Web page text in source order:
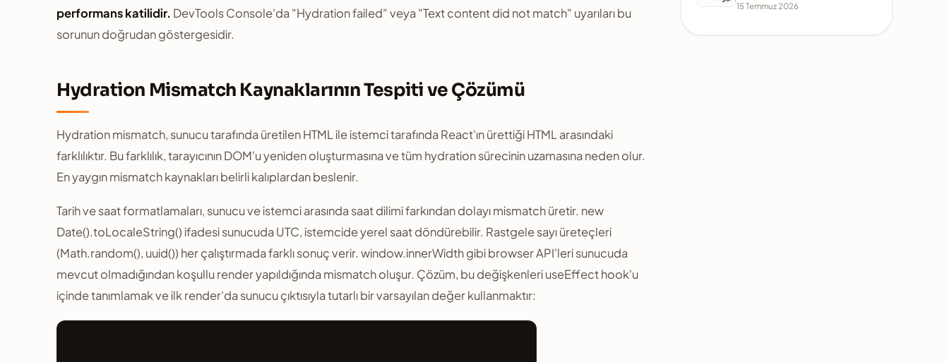
performans katilidir. DevTools Console'da "Hydration failed" veya "Text content did not match" uyarıları bu
sorunun doğrudan göstergesidir.
Hydration Mismatch Kaynaklarının Tespiti ve Çözümü
Hydration mismatch, sunucu tarafında üretilen HTML ile istemci tarafında React'ın ürettiği HTML arasındaki
farklılıktır. Bu farklılık, tarayıcının DOM'u yeniden oluşturmasına ve tüm hydration sürecinin uzamasına neden olur.
En yaygın mismatch kaynakları belirli kalıplardan beslenir.
Tarih ve saat formatlamaları, sunucu ve istemci arasında saat dilimi farkından dolayı mismatch üretir. new
Date().toLocaleString() ifadesi sunucuda UTC, istemcide yerel saat döndürebilir. Rastgele sayı üreteçleri
(Math.random(), uuid()) her çalıştırmada farklı sonuç verir. window.innerWidth gibi browser API'leri sunucuda
mevcut olmadığından koşullu render yapıldığında mismatch oluşur. Çözüm, bu değişkenleri useEffect hook'u
içinde tanımlamak ve ilk render'da sunucu çıktısıyla tutarlı bir varsayılan değer kullanmaktır:
15 Temmuz 2026